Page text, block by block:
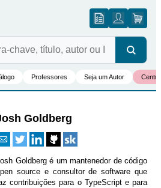
Professores Seja um Autor
Goldberg
Goldberg é um mantenedor de código
source e consultor de software que
contribuições para o TypeScript e para